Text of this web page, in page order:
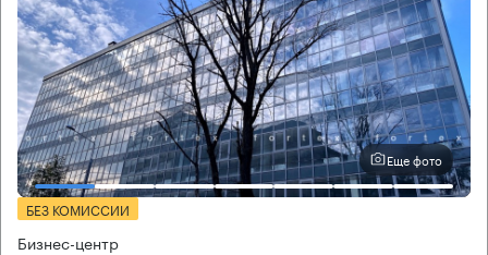
Еще фото
БЕЗ КОМИССИИ
Бизнес-центр